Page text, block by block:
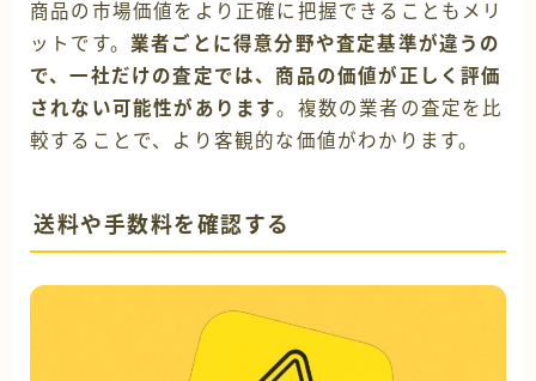
商品の市場価値をより正確に把握できることもメリ
ットです。 業者ごとに得意分野や査定基準が違うの
で、一社だけの査定では、商品の価値が正しく評価
されない可能性があります。複数の業者の査定を比
較することで、より客観的な価値がわかります。
送料や手数料を確認する